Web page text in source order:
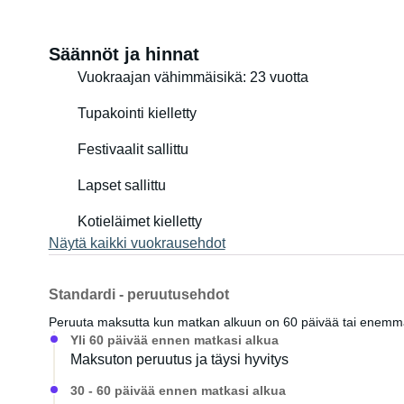
Säännöt ja hinnat
Vuokraajan vähimmäisikä: 23 vuotta
Tupakointi kielletty
Festivaalit sallittu
Lapset sallittu
Kotieläimet kielletty
Näytä kaikki vuokrausehdot
Standardi - peruutusehdot
Peruuta maksutta kun matkan alkuun on 60 päivää tai
Yli 60 päivää ennen matkasi alkua
Maksuton peruutus ja täysi hyvitys
30 - 60 päivää ennen matkasi alkua